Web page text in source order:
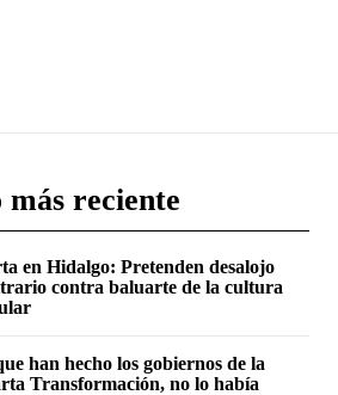
más reciente
en Hidalgo: Pretenden desalojo
contra baluarte de la cultura
han hecho los gobiernos de la
Transformación, no lo había